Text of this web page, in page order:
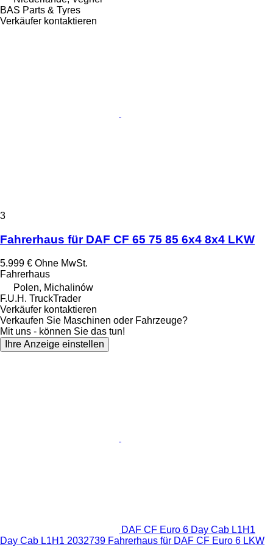
BAS Parts & Tyres
Verkäufer kontaktieren
3
Fahrerhaus für DAF CF 65 75 85 6x4 8x4 LKW
5.999 € Ohne MwSt.
Fahrerhaus
Polen, Michalinów
F.U.H. TruckTrader
Verkäufer kontaktieren
Verkaufen Sie Maschinen oder Fahrzeuge?
Mit uns - können Sie das tun!
Ihre Anzeige einstellen
DAF CF Euro 6 Day Cab L1H1
Day Cab L1H1 2032739 Fahrerhaus für DAF CF Euro 6 LKW